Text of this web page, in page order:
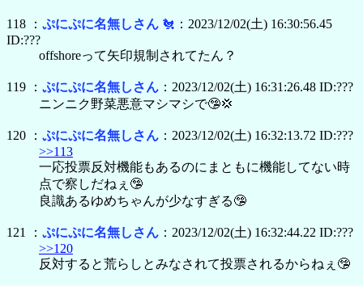
118 ： ぷにぷに名無しさん 🐔 ：2023/12/02(土) 16:30:56.45
ID:???
offshoreって矢印規制されてたん？
119 ： ぷにぷに名無しさん ：2023/12/02(土) 16:31:26.48 ID:???
ニンニク野菜悪意マシマシで🤥💢
120 ： ぷにぷに名無しさん ：2023/12/02(土) 16:32:13.72 ID:???
>>113
一応投票反対機能もあるのにまともに機能してない時
点で察しだねぇ🤥
良識あるゆめちゃんが少なすぎる🤥
121 ： ぷにぷに名無しさん ：2023/12/02(土) 16:32:44.22 ID:???
>>120
反対すると荒らしとみなされて投票されるからねぇ🤥